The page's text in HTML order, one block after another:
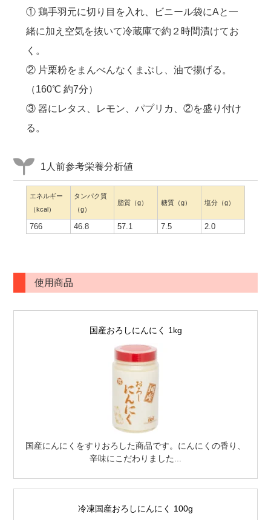
① 鶏手羽元に切り目を入れ、ビニール袋にAと一
緒に加え空気を抜いて冷蔵庫で約２時間漬けてお
く。
② 片栗粉をまんべんなくまぶし、油で揚げる。
（160℃ 約7分）
③ 器にレタス、レモン、パプリカ、②を盛り付け
る。
1人前参考栄養分析値
エネルギー
（kcal）
タンパク質
（g）
脂質（g） 糖質（g） 塩分（g）
766 46.8 57.1 7.5 2.0
使用商品
国産おろしにんにく 1kg
国産にんにくをすりおろした商品です。にんにくの香り、
辛味にこだわりました...
冷凍国産おろしにんにく 100g